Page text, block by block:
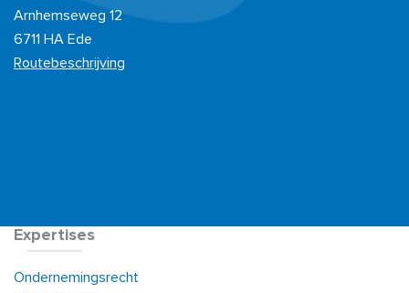
Arnhemseweg 12
6711 HA Ede
Routebeschrijving
Expertises
Ondernemingsrecht